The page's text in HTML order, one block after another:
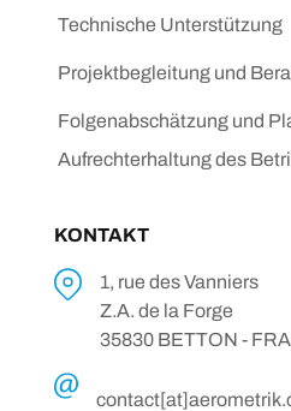
Technische Unterstützung
Projektbegleitung und
Folgenabschätzung und
Aufrechterhaltung des
KONTAKT
1, rue des Vanniers
Z.A. de la Forge
35830 BETTON -